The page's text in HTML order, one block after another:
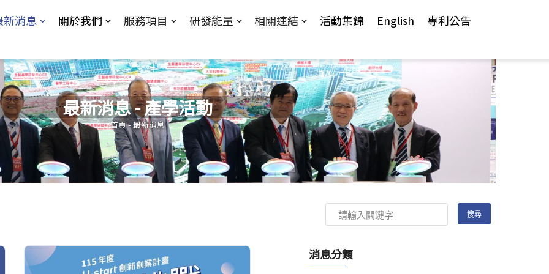
新消息 關於我們 服務項目 研發能量 相關連結 活動集錦 English 專利公告
最新消息 - 產學活動
您在這裡
首頁- 最新消息
消息分類